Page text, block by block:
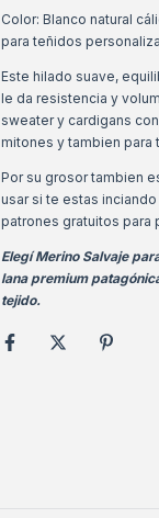
Color: Blanco natural
para teñidos
Este hilado suave,
le da resistencia y
sweater y cardigans
mitones y tambien para
Por su grosor tambien
usar si te estas
patrones gratuitos para
Elegí Merino Salvaje
lana premium
tejido.